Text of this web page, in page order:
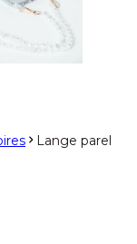
Lange parel